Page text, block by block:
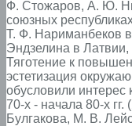
Ф. Стожаров, А. Ю.
союзных
Т. Ф. Нариманбеков
Эндзелина в
Тяготение к
эстетизация
обусловили
70-х - начала 80-х
Булгакова, М. В.